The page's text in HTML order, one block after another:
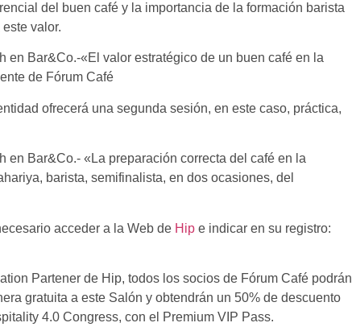
del buen café y la importancia de la formación barista
valor.
en Bar&Co.-«El valor estratégico de un buen café en la
de Fórum Café
ofrecerá una segunda sesión, en este caso, práctica,
en Bar&Co.- «La preparación correcta del café en la
barista, semifinalista, en dos ocasiones, del
acceder a la Web de Hip e indicar en su registro:
Partener de Hip, todos los socios de Fórum Café podrán
gratuita a este Salón y obtendrán un 50% de descuento
4.0 Congress, con el Premium VIP Pass.